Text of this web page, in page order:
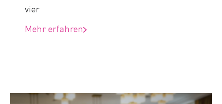
vier
Mehr erfahren